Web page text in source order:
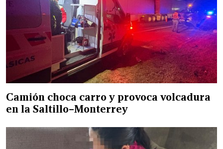
Camión choca carro y provoca volcadura
en la Saltillo–Monterrey